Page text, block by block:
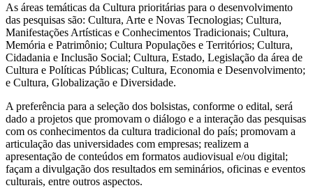
As áreas temáticas da Cultura prioritárias para o desenvolvimento
das pesquisas são: Cultura, Arte e Novas Tecnologias; Cultura,
Manifestações Artísticas e Conhecimentos Tradicionais; Cultura,
Memória e Patrimônio; Cultura Populações e Territórios; Cultura,
Cidadania e Inclusão Social; Cultura, Estado, Legislação da área de
Cultura e Políticas Públicas; Cultura, Economia e Desenvolvimento;
e Cultura, Globalização e Diversidade.
A preferência para a seleção dos bolsistas, conforme o edital, será
dado a projetos que promovam o diálogo e a interação das pesquisas
com os conhecimentos da cultura tradicional do país; promovam a
articulação das universidades com empresas; realizem a
apresentação de conteúdos em formatos audiovisual e/ou digital;
façam a divulgação dos resultados em seminários, oficinas e eventos
culturais, entre outros aspectos.